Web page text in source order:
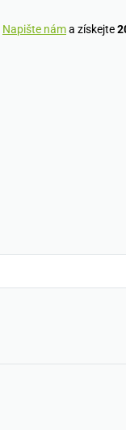
Napište náma získejte